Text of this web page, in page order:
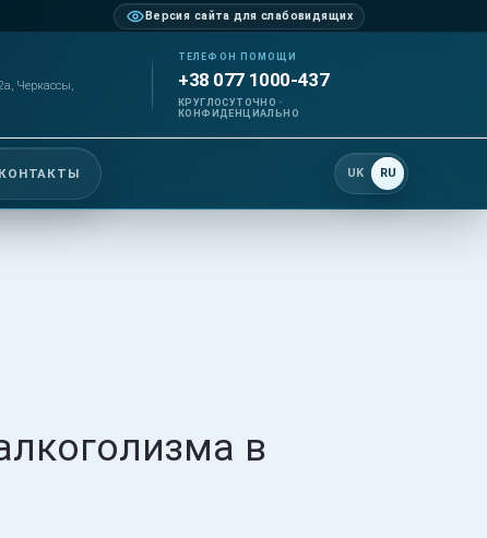
Версия сайта для слабовидящих
Черкассы,
ТЕЛЕФОН ПОМОЩИ
+38 077 1000-437
КРУГЛОСУТОЧНО ·
КОНФИДЕНЦИАЛЬНО
UK RU
в